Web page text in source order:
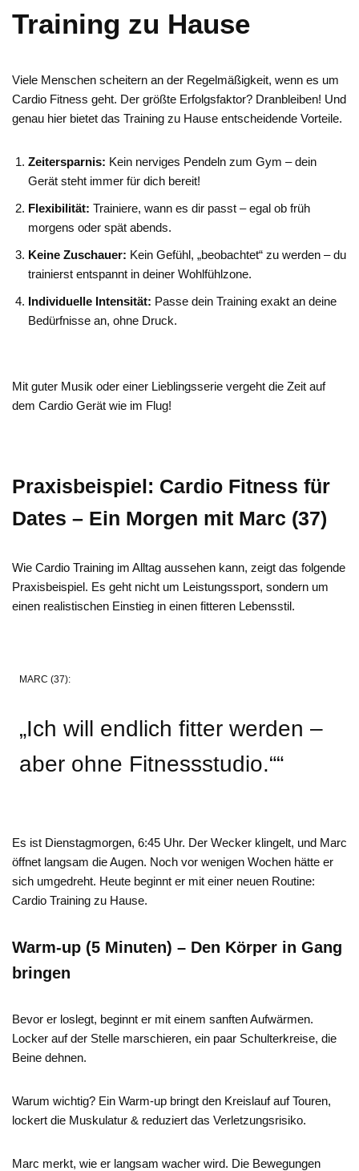
Training zu Hause
Viele Menschen scheitern an der Regelmäßigkeit, wenn es um
Cardio Fitness geht. Der größte Erfolgsfaktor? Dranbleiben! Und
genau hier bietet das Training zu Hause entscheidende Vorteile.
Zeitersparnis: Kein nerviges Pendeln zum Gym – dein
Gerät steht immer für dich bereit!
Flexibilität: Trainiere, wann es dir passt – egal ob früh
morgens oder spät abends.
Keine Zuschauer: Kein Gefühl, „beobachtet“ zu werden – du
trainierst entspannt in deiner Wohlfühlzone.
Individuelle Intensität: Passe dein Training exakt an deine
Bedürfnisse an, ohne Druck.
Mit guter Musik oder einer Lieblingsserie vergeht die Zeit auf
dem Cardio Gerät wie im Flug!
Praxisbeispiel: Cardio Fitness für
Dates – Ein Morgen mit Marc (37)
Wie Cardio Training im Alltag aussehen kann, zeigt das folgende
Praxisbeispiel. Es geht nicht um Leistungssport, sondern um
einen realistischen Einstieg in einen fitteren Lebensstil.
MARC (37):
„Ich will endlich fitter werden –
aber ohne Fitnessstudio.““
Es ist Dienstagmorgen, 6:45 Uhr. Der Wecker klingelt, und Marc
öffnet langsam die Augen. Noch vor wenigen Wochen hätte er
sich umgedreht. Heute beginnt er mit einer neuen Routine:
Cardio Training zu Hause.
Warm-up (5 Minuten) – Den Körper in Gang
bringen
Bevor er loslegt, beginnt er mit einem sanften Aufwärmen.
Locker auf der Stelle marschieren, ein paar Schulterkreise, die
Beine dehnen.
Warum wichtig? Ein Warm-up bringt den Kreislauf auf Touren,
lockert die Muskulatur & reduziert das Verletzungsrisiko.
Marc merkt, wie er langsam wacher wird. Die Bewegungen